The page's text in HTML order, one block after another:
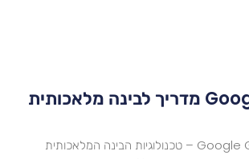
Galaxy AI ו-Google Gemini מדריך לבינה מלאכותית
סקירה מקצועית של Galaxy AI ו-Google Gemini – טכנולוגיות הבינה המלאכותית